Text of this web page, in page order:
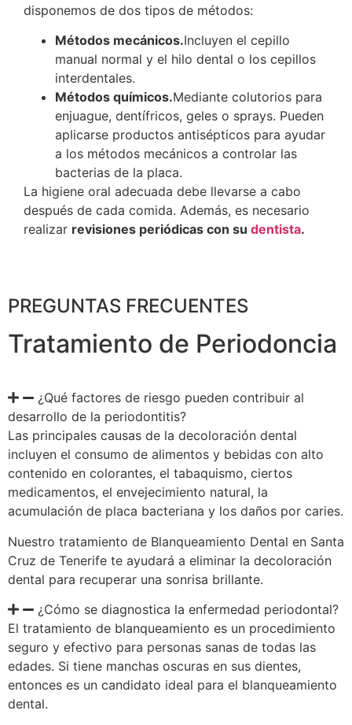
disponemos de dos tipos de métodos:
Métodos mecánicos.Incluyen el cepillo
manual normal y el hilo dental o los cepillos
interdentales.
Métodos químicos.Mediante colutorios para
enjuague, dentífricos, geles o sprays. Pueden
aplicarse productos antisépticos para ayudar
a los métodos mecánicos a controlar las
bacterias de la placa.
La higiene oral adecuada debe llevarse a cabo
después de cada comida. Además, es necesario
realizar revisiones periódicas con su dentista.
PREGUNTAS FRECUENTES
Tratamiento de Periodoncia
¿Qué factores de riesgo pueden contribuir al
desarrollo de la periodontitis?
Las principales causas de la decoloración dental
incluyen el consumo de alimentos y bebidas con alto
contenido en colorantes, el tabaquismo, ciertos
medicamentos, el envejecimiento natural, la
acumulación de placa bacteriana y los daños por caries.
Nuestro tratamiento de Blanqueamiento Dental en Santa
Cruz de Tenerife te ayudará a eliminar la decoloración
dental para recuperar una sonrisa brillante.
¿Cómo se diagnostica la enfermedad periodontal?
El tratamiento de blanqueamiento es un procedimiento
seguro y efectivo para personas sanas de todas las
edades. Si tiene manchas oscuras en sus dientes,
entonces es un candidato ideal para el blanqueamiento
dental.